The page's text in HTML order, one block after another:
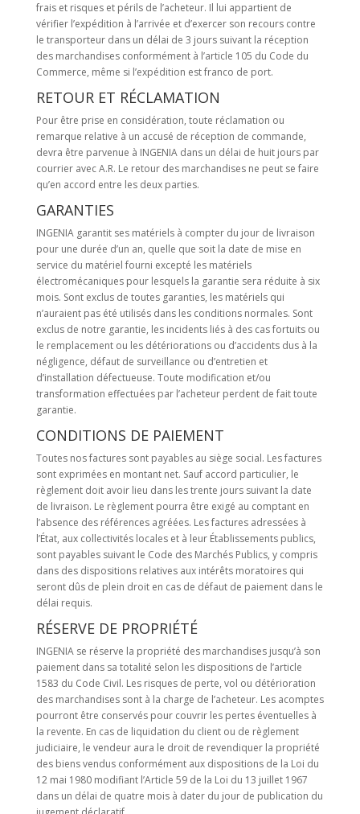
frais et risques et périls de l’acheteur. Il lui appartient de
vérifier l’expédition à l’arrivée et d’exercer son recours contre
le transporteur dans un délai de 3 jours suivant la réception
des marchandises conformément à l’article 105 du Code du
Commerce, même si l’expédition est franco de port.
RETOUR ET RÉCLAMATION
Pour être prise en considération, toute réclamation ou
remarque relative à un accusé de réception de commande,
devra être parvenue à INGENIA dans un délai de huit jours par
courrier avec A.R. Le retour des marchandises ne peut se faire
qu’en accord entre les deux parties.
GARANTIES
INGENIA garantit ses matériels à compter du jour de livraison
pour une durée d’un an, quelle que soit la date de mise en
service du matériel fourni excepté les matériels
électromécaniques pour lesquels la garantie sera réduite à six
mois. Sont exclus de toutes garanties, les matériels qui
n’auraient pas été utilisés dans les conditions normales. Sont
exclus de notre garantie, les incidents liés à des cas fortuits ou
le remplacement ou les détériorations ou d’accidents dus à la
négligence, défaut de surveillance ou d’entretien et
d’installation défectueuse. Toute modification et/ou
transformation effectuées par l’acheteur perdent de fait toute
garantie.
CONDITIONS DE PAIEMENT
Toutes nos factures sont payables au siège social. Les factures
sont exprimées en montant net. Sauf accord particulier, le
règlement doit avoir lieu dans les trente jours suivant la date
de livraison. Le règlement pourra être exigé au comptant en
l’absence des références agréées. Les factures adressées à
l’État, aux collectivités locales et à leur Établissements publics,
sont payables suivant le Code des Marchés Publics, y compris
dans des dispositions relatives aux intérêts moratoires qui
seront dûs de plein droit en cas de défaut de paiement dans le
délai requis.
RÉSERVE DE PROPRIÉTÉ
INGENIA se réserve la propriété des marchandises jusqu’à son
paiement dans sa totalité selon les dispositions de l’article
1583 du Code Civil. Les risques de perte, vol ou détérioration
des marchandises sont à la charge de l’acheteur. Les acomptes
pourront être conservés pour couvrir les pertes éventuelles à
la revente. En cas de liquidation du client ou de règlement
judiciaire, le vendeur aura le droit de revendiquer la propriété
des biens vendus conformément aux dispositions de la Loi du
12 mai 1980 modifiant l’Article 59 de la Loi du 13 juillet 1967
dans un délai de quatre mois à dater du jour de publication du